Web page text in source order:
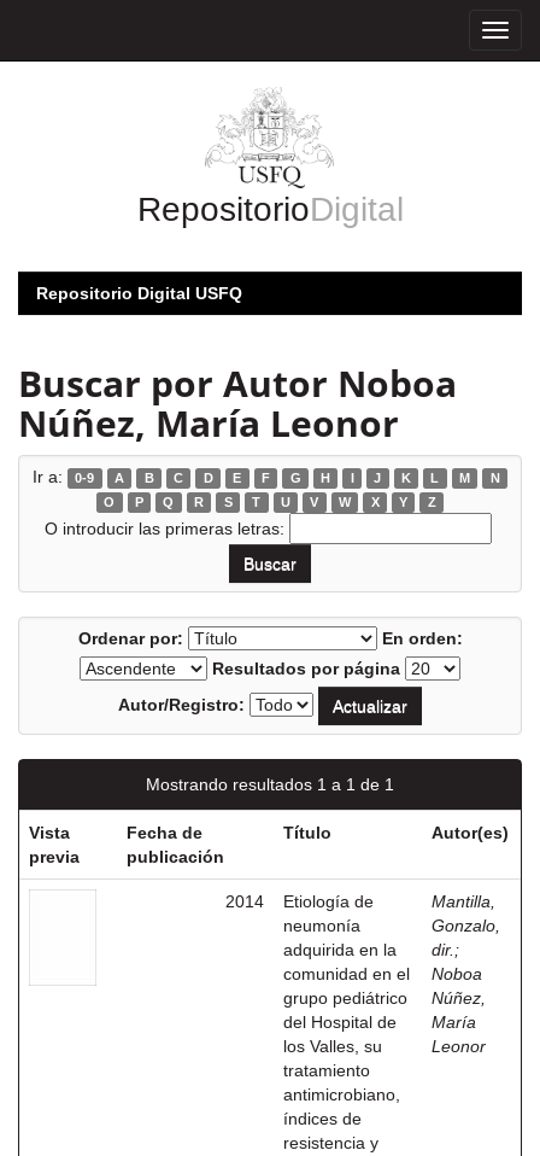
RepositorioDigital
Repositorio Digital USFQ
Buscar por Autor Noboa
Núñez, María Leonor
Ir a: 0-9 A B C D E F G H I J K L M
N
O
P Q R S T U V W X Y Z
O introducir las primeras letras:
Ordenar por:
En orden:
Resultados por página
Autor/Registro:
Mostrando resultados 1 a 1 de 1
Vista
previa
Fecha de
publicación
Título Autor(es)
2014
Etiología de
neumonía
adquirida en la
comunidad en el
grupo pediátrico
del Hospital de
los Valles, su
tratamiento
antimicrobiano,
índices de
resistencia y
Mantilla,
Gonzalo,
dir. ;
Noboa
Núñez,
María
Leonor